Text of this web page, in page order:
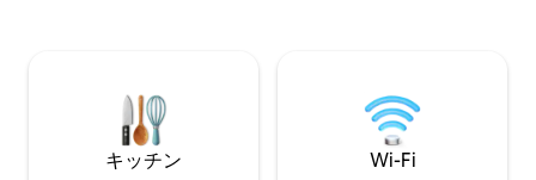
す。中心部に位置
れ家を探している
適です。
キッチン Wi-Fi